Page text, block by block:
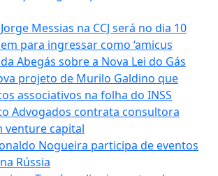
Messias na CCJ será no dia 10
para ingressar como ‘amicus
Abegás sobre a Nova Lei do Gás
projeto de Murilo Galdino que
associativos na folha do INSS
Advogados contrata consultora
venture capital
Nogueira participa de eventos
Rússia